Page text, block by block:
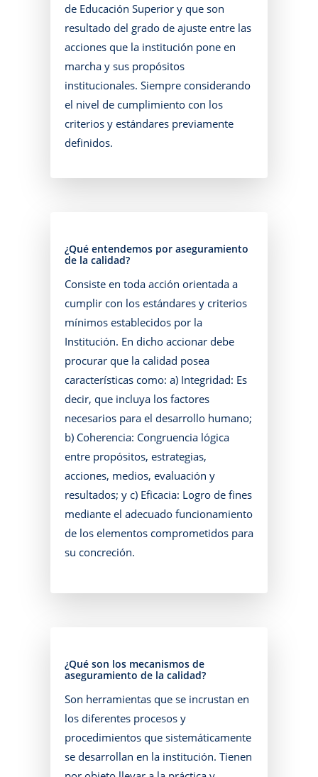
de Educación Superior y que son
resultado del grado de ajuste entre las
acciones que la institución pone en
marcha y sus propósitos
institucionales. Siempre considerando
el nivel de cumplimiento con los
criterios y estándares previamente
definidos.
¿Qué entendemos por aseguramiento
de la calidad?
Consiste en toda acción orientada a
cumplir con los estándares y criterios
mínimos establecidos por la
Institución. En dicho accionar debe
procurar que la calidad posea
características como: a) Integridad: Es
decir, que incluya los factores
necesarios para el desarrollo humano;
b) Coherencia: Congruencia lógica
entre propósitos, estrategias,
acciones, medios, evaluación y
resultados; y c) Eficacia: Logro de fines
mediante el adecuado funcionamiento
de los elementos comprometidos para
su concreción.
¿Qué son los mecanismos de
aseguramiento de la calidad?
Son herramientas que se incrustan en
los diferentes procesos y
procedimientos que sistemáticamente
se desarrollan en la institución. Tienen